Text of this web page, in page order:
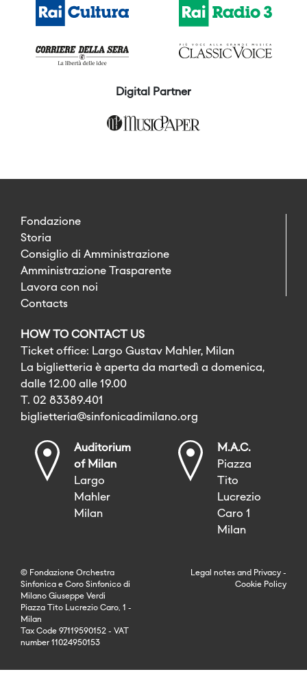
Digital Partner
Fondazione
Storia
Consiglio di Amministrazione
Amministrazione Trasparente
Lavora con noi
Contacts
HOW TO CONTACT US
Ticket office: Largo Gustav Mahler, Milan
La biglietteria è aperta da martedì a domenica,
dalle 12.00 alle 19.00
T. 02 83389.401
biglietteria@sinfonicadimilano.org
Auditorium
of Milan
Largo
Mahler
Milan
M.A.C.
Piazza
Tito
Lucrezio
Caro 1
Milan
© Fondazione Orchestra
Sinfonica e Coro Sinfonico di
Milano Giuseppe Verdi
Piazza Tito Lucrezio Caro, 1 -
Milan
Tax Code 97119590152 - VAT
number 11024950153
Legal notes and Privacy -
Cookie Policy